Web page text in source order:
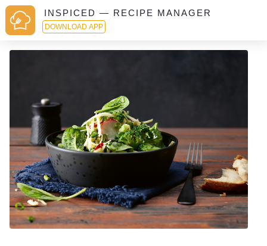
INSPICED — RECIPE MANAGER
DOWNLOAD APP